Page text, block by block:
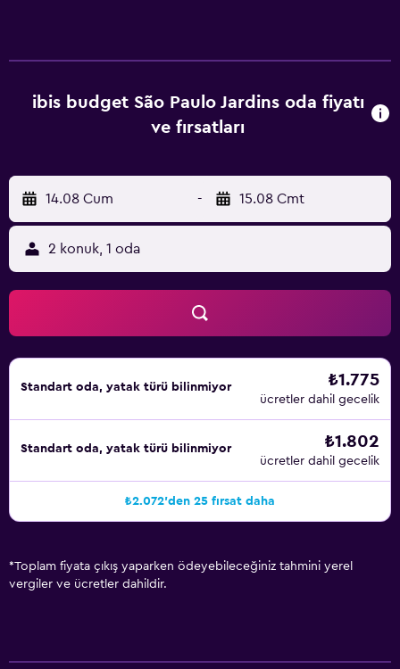
ibis budget São Paulo Jardins oda fiyatı
ve fırsatları
14.08 Cum - 15.08 Cmt
2 konuk, 1 oda
Standart oda, yatak türü bilinmiyor ₺1.775
ücretler dahil gecelik
Standart oda, yatak türü bilinmiyor ₺1.802
ücretler dahil gecelik
₺2.072'den 25 fırsat daha
*Toplam fiyata çıkış yaparken ödeyebileceğiniz tahmini yerel
vergiler ve ücretler dahildir.